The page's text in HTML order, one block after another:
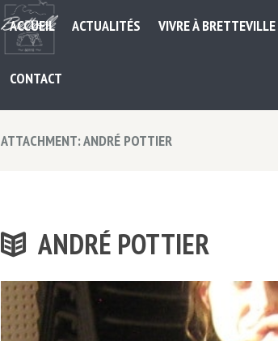
ACCUEIL ACTUALITÉS VIVRE À BRETTEVILLE
CONTACT
ATTACHMENT: ANDRÉ POTTIER
ANDRÉ POTTIER